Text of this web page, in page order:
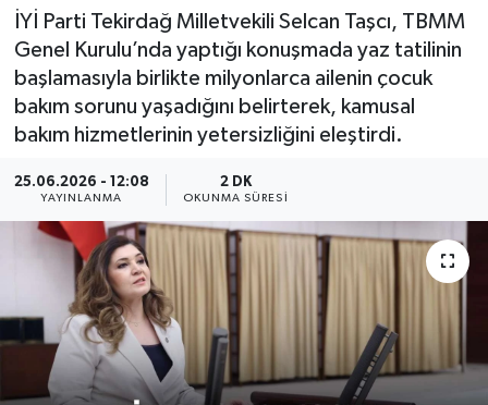
İYİ Parti Tekirdağ Milletvekili Selcan Taşcı, TBMM
Genel Kurulu’nda yaptığı konuşmada yaz tatilinin
başlamasıyla birlikte milyonlarca ailenin çocuk
bakım sorunu yaşadığını belirterek, kamusal
bakım hizmetlerinin yetersizliğini eleştirdi.
25.06.2026 - 12:08
YAYINLANMA
2 DK
OKUNMA SÜRESI
Siyaset
Resmi Reklamlar
Ekonomi
Sağlık
Teknoloji
Yaşam
Tüm Manşetler
Son Dakika Haberleri